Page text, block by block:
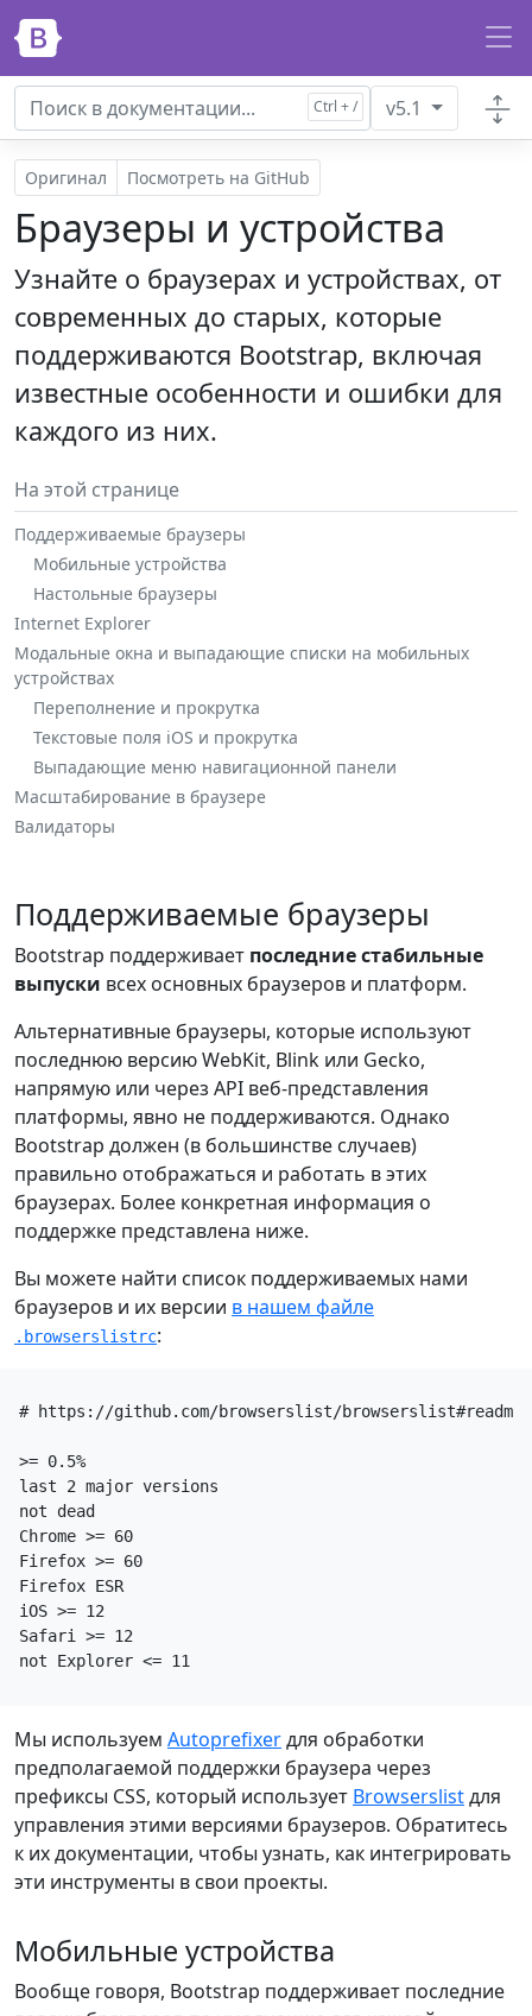
Перейти к основному содержанию
v5.1
Оригинал Посмотреть на GitHub
Браузеры и устройства
Узнайте о браузерах и устройствах, от
современных до старых, которые
поддерживаются Bootstrap, включая
известные особенности и ошибки для
каждого из них.
На этой странице
Поддерживаемые браузеры
Мобильные устройства
Настольные браузеры
Internet Explorer
Модальные окна и выпадающие списки на мобильных
устройствах
Переполнение и прокрутка
Текстовые поля iOS и прокрутка
Выпадающие меню навигационной панели
Масштабирование в браузере
Валидаторы
Поддерживаемые браузеры
Bootstrap поддерживает последние стабильные
выпуски всех основных браузеров и платформ.
Альтернативные браузеры, которые используют
последнюю версию WebKit, Blink или Gecko,
напрямую или через API веб-представления
платформы, явно не поддерживаются. Однако
Bootstrap должен (в большинстве случаев)
правильно отображаться и работать в этих
браузерах. Более конкретная информация о
поддержке представлена ниже.
Вы можете найти список поддерживаемых нами
браузеров и их версии в нашем файле
.browserslistrc:
# https://github.com/browserslist/browserslist#readme
>= 0.5%
last 2 major versions
not dead
Chrome >= 60
Firefox >= 60
Firefox ESR
iOS >= 12
Safari >= 12
Мы используем Autoprefixerдля обработки
предполагаемой поддержки браузера через
префиксы CSS, который использует Browserslistдля
управления этими версиями браузеров. Обратитесь
к их документации, чтобы узнать, как интегрировать
эти инструменты в свои проекты.
Мобильные устройства
Вообще говоря, Bootstrap поддерживает последние